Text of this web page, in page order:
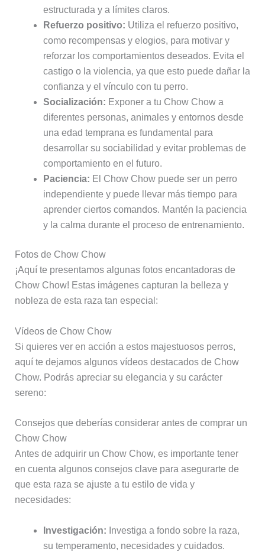
estructurada y a límites claros.
Refuerzo positivo: Utiliza el refuerzo positivo,
como recompensas y elogios, para motivar y
reforzar los comportamientos deseados. Evita el
castigo o la violencia, ya que esto puede dañar la
confianza y el vínculo con tu perro.
Socialización: Exponer a tu Chow Chow a
diferentes personas, animales y entornos desde
una edad temprana es fundamental para
desarrollar su sociabilidad y evitar problemas de
comportamiento en el futuro.
Paciencia: El Chow Chow puede ser un perro
independiente y puede llevar más tiempo para
aprender ciertos comandos. Mantén la paciencia
y la calma durante el proceso de entrenamiento.
Fotos de Chow Chow
¡Aquí te presentamos algunas fotos encantadoras de
Chow Chow! Estas imágenes capturan la belleza y
nobleza de esta raza tan especial:
Vídeos de Chow Chow
Si quieres ver en acción a estos majestuosos perros,
aquí te dejamos algunos vídeos destacados de Chow
Chow. Podrás apreciar su elegancia y su carácter
sereno:
Consejos que deberías considerar antes de comprar un
Chow Chow
Antes de adquirir un Chow Chow, es importante tener
en cuenta algunos consejos clave para asegurarte de
que esta raza se ajuste a tu estilo de vida y
necesidades:
Investigación: Investiga a fondo sobre la raza,
su temperamento, necesidades y cuidados.